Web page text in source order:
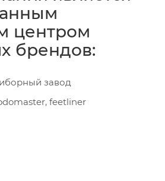
центром
брендов:
завод
feetliner